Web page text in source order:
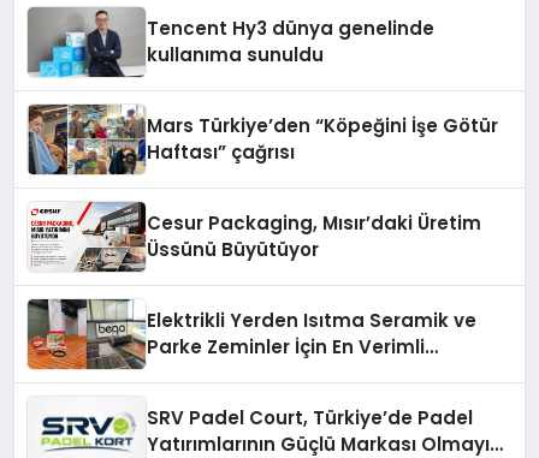
Tencent Hy3 dünya genelinde
kullanıma sunuldu
Mars Türkiye’den “Köpeğini İşe Götür
Haftası” çağrısı
Cesur Packaging, Mısır’daki Üretim
Üssünü Büyütüyor
Elektrikli Yerden Isıtma Seramik ve
Parke Zeminler İçin En Verimli
SRV Padel Court, Türkiye’de Padel
Yatırımlarının Güçlü Markası Olmayı